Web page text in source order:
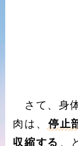
さて、身
肉は、 停止
収縮する 、